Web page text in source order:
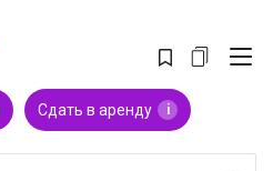
Сдать в аренду i